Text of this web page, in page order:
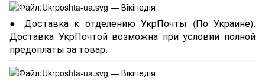
● Доставка к отделению УкрПочты (По Украине).
Доставка УкрПочтой возможна при условии полной
предоплаты за товар.